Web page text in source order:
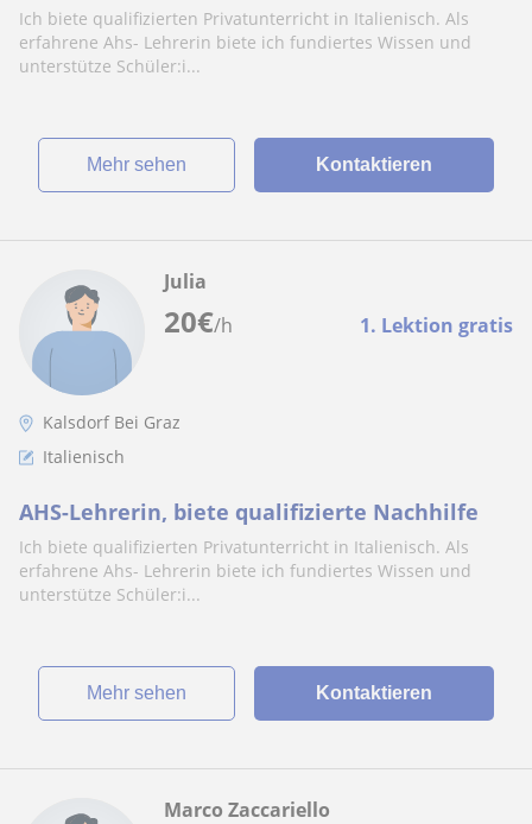
Ich biete qualifizierten Privatunterricht in Italienisch. Als
erfahrene Ahs- Lehrerin biete ich fundiertes Wissen und
unterstütze Schüler:i...
Mehr sehen Kontaktieren
20€/h 1. Lektion gratis
Julia
Kalsdorf Bei Graz
Italienisch
AHS-Lehrerin, biete qualifizierte Nachhilfe
Ich biete qualifizierten Privatunterricht in Italienisch. Als
erfahrene Ahs- Lehrerin biete ich fundiertes Wissen und
unterstütze Schüler:i...
Mehr sehen Kontaktieren
Marco Zaccariello